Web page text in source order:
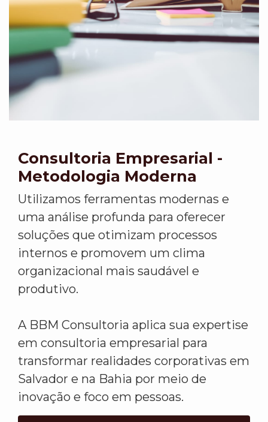
Consultoria Empresarial -
Metodologia Moderna
Utilizamos ferramentas modernas e
uma análise profunda para oferecer
soluções que otimizam processos
internos e promovem um clima
organizacional mais saudável e
produtivo.
A BBM Consultoria aplica sua expertise
em consultoria empresarial para
transformar realidades corporativas em
Salvador e na Bahia por meio de
inovação e foco em pessoas.